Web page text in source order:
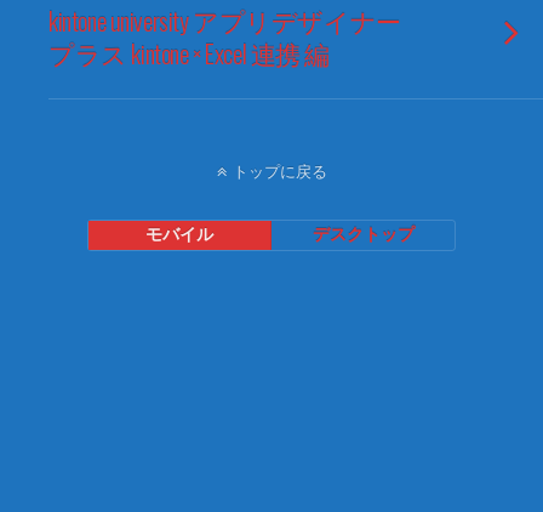
kintone university アプリデザイナー
プラス kintone × Excel 連携 編
トップに戻る
モバイル デスクトップ